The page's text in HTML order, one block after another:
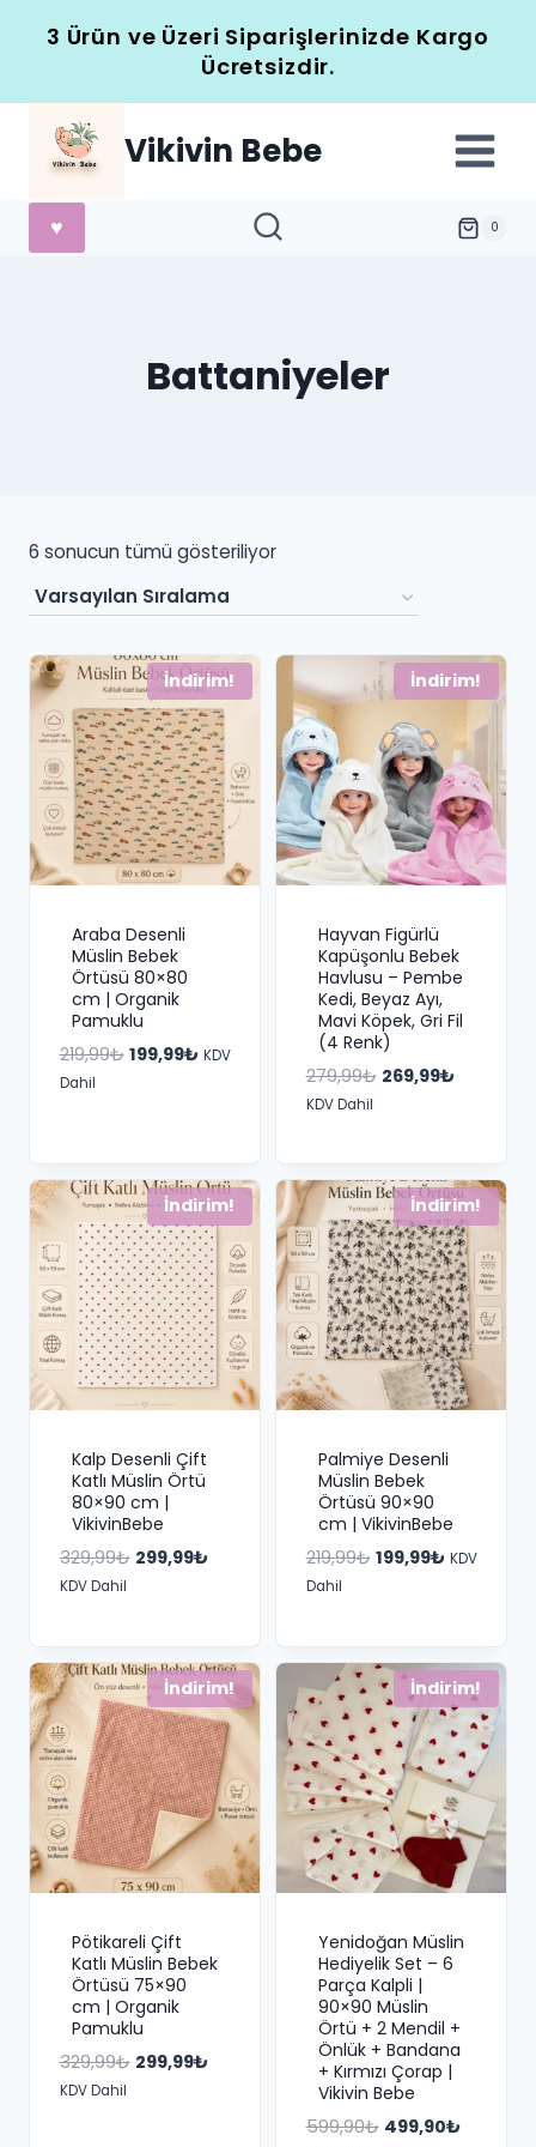
3 Ürün ve Üzeri Siparişlerinizde Kargo
Ücretsizdir.
Vikivin Bebe
♥ 0
Battaniyeler
6 sonucun tümü gösteriliyor
İndirim!
Araba Desenli
Müslin Bebek
Örtüsü 80×80
cm | Organik
Pamuklu
219,99₺ Orijinal
199,99₺Şu
KDV
Dahil
İndirim!
Hayvan Figürlü
Kapüşonlu Bebek
Havlusu – Pembe
Kedi, Beyaz Ayı,
Mavi Köpek, Gri Fil
(4 Renk)
279,99₺ Orijinal
269,99₺Şu
KDV Dahil
İndirim!
Kalp Desenli Çift
Katlı Müslin Örtü
80×90 cm |
VikivinBebe
329,99₺ Orijinal
299,99₺Şu
KDV Dahil
İndirim!
Palmiye Desenli
Müslin Bebek
Örtüsü 90×90
cm | VikivinBebe
219,99₺ Orijinal
199,99₺Şu
KDV
Dahil
İndirim!
Pötikareli Çift
Katlı Müslin Bebek
Örtüsü 75×90
cm | Organik
Pamuklu
329,99₺ Orijinal
299,99₺Şu
KDV Dahil
İndirim!
Yenidoğan Müslin
Hediyelik Set – 6
Parça Kalpli |
90×90 Müslin
Örtü + 2 Mendil +
Önlük + Bandana
+ Kırmızı Çorap |
Vikivin Bebe
599,90₺ Orijinal
499,90₺Şu